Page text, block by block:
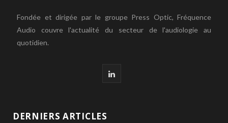
Fondée et dirigée par le groupe Press Optic, Fréquence
Audio couvre l'actualité du secteur de l'audiologie au
quotidien.
L
DERNIERS ARTICLES